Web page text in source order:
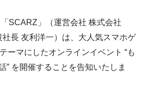
SCARZ」（運営会社 株式会社
長 友利洋一）は、大人気スマホゲ
ーマにしたオンラインイベント “も
” を開催することを告知いたしま